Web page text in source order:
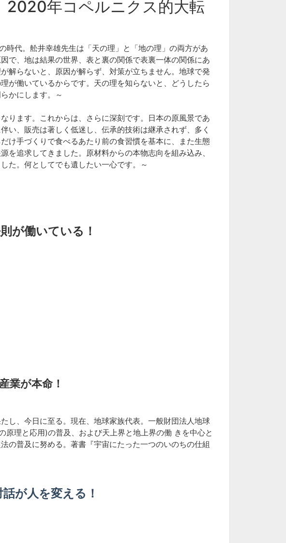
講師名から探す
2020年コペルニクス的大転
代。舩井幸雄先生は「天の理」と「地の理」の両方があ
で、地は結果の世界、表と裏の関係で表裏一体の関係にあ
解らないと、原因が解らず、対策が立ちません。地球で発
が働いているからです。天の理を知らないと、どうしたら
かにします。～
ります。これからは、さらに深刻です。日本の原風景であ
い、販売は著しく低迷し、伝承的技術は継承されず、多く
け手づくりで食べるあたり前の食習慣を基本に、また生態
追求してきました。原材料からの本物志向を組み込み、
た。何としてでも遺したい一心です。～
が働いている！
業が本命！
し、今日に至る。現在、地球家族代表。一般財団法人地球
理と応用)の普及、および天上界と地上界の働 きを中心と
の普及に努める。著書『宇宙にたった一つのいのちの仕組
が人を変える！